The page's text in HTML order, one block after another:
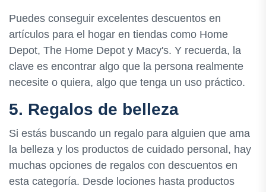
Puedes conseguir excelentes descuentos en
artículos para el hogar en tiendas como Home
Depot, The Home Depot y Macy's. Y recuerda, la
clave es encontrar algo que la persona realmente
necesite o quiera, algo que tenga un uso práctico.
5. Regalos de belleza
Si estás buscando un regalo para alguien que ama
la belleza y los productos de cuidado personal, hay
muchas opciones de regalos con descuentos en
esta categoría. Desde lociones hasta productos